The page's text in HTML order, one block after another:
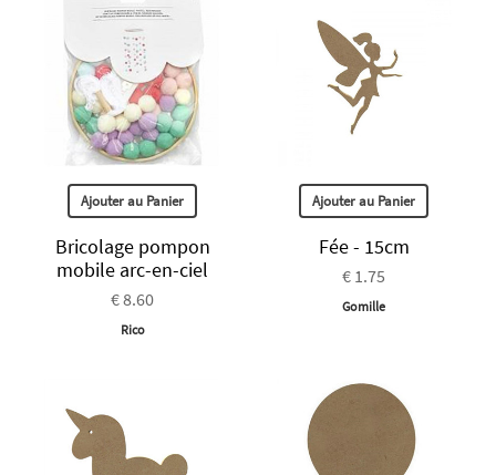
Ajouter au Panier
Bricolage pompon
mobile arc-en-ciel
€ 8.60
Rico
Ajouter au Panier
Fée - 15cm
€ 1.75
Gomille